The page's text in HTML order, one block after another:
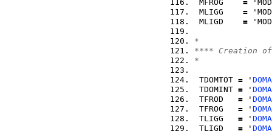
MFROG =
MLIGG =
MLIGD =
*
**** Creation of
*
TDOMTOT = ' DOMA
TDOMINT = ' DOMA
TFROD = ' DOMA
TFROG = ' DOMA
TLIGG = ' DOMA
TLIGD = ' DOMA